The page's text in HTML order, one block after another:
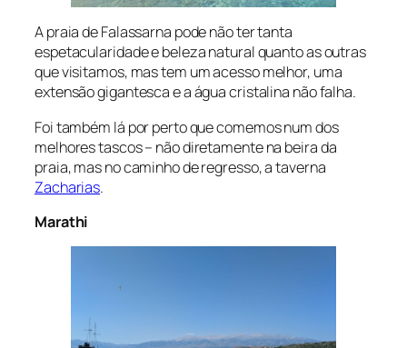
A praia de Falassarna pode não ter tanta
espetacularidade e beleza natural quanto as outras
que visitamos, mas tem um acesso melhor, uma
extensão gigantesca e a água cristalina não falha.
Foi também lá por perto que comemos num dos
melhores tascos – não diretamente na beira da
praia, mas no caminho de regresso, a taverna
Zacharias.
Marathi